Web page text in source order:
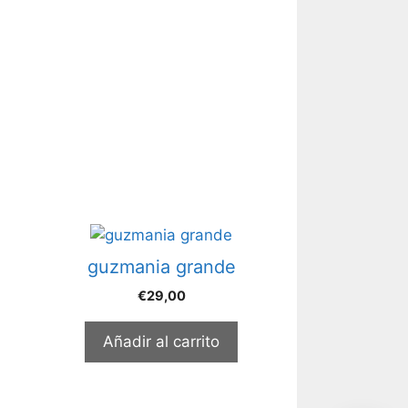
guzmania grande
€29,00
Añadir al carrito